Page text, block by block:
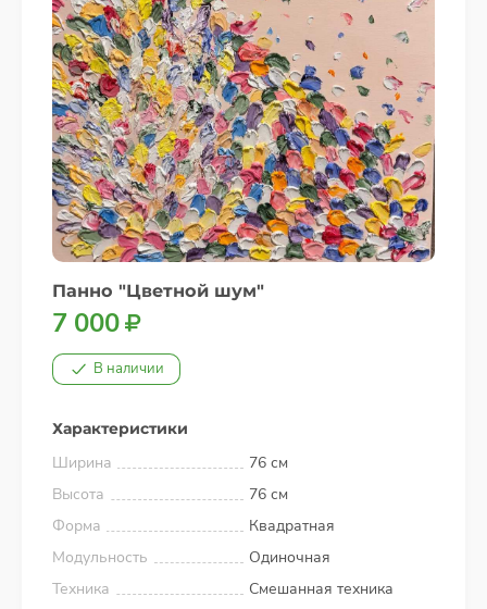
Панно "Цветной шум"
7 000
В наличии
Характеристики
Ширина
76 см
Высота
76 см
Форма
Квадратная
Модульность
Одиночная
Техника
Смешанная техника